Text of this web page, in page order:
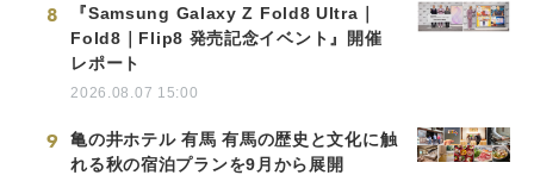
8
『Samsung Galaxy Z Fold8 Ultra｜
Fold8｜Flip8 発売記念イベント』開催
レポート
2026.08.07 15:00
9
亀の井ホテル 有馬 有馬の歴史と文化に触
れる秋の宿泊プランを9月から展開